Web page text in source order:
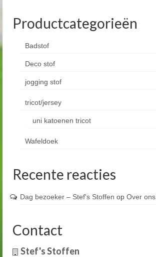
Productcategorieën
Badstof
Deco stof
jogging stof
tricot/jersey
uni katoenen tricot
Wafeldoek
Recente reacties
Dag bezoeker – Stef's Stoffen op Over ons
Contact
Stef's Stoffen